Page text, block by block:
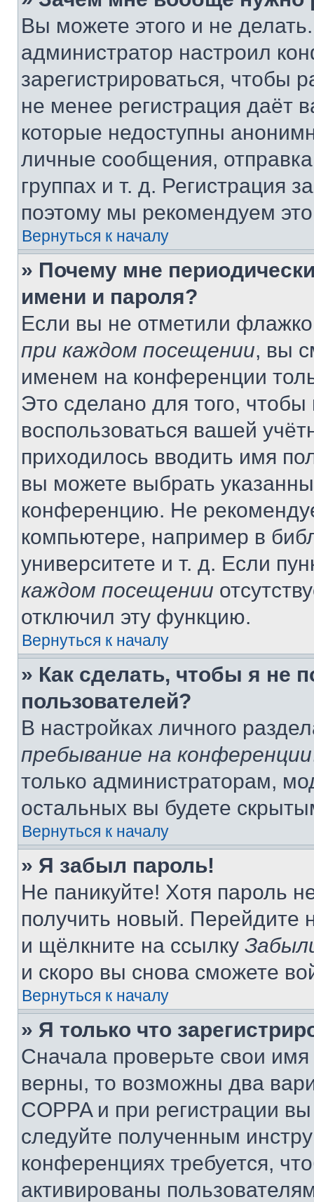
Вы можете этого и не
администратор настроил
зарегистрироваться, чтобы
не менее регистрация даёт
которые недоступны
личные сообщения,
группах и т. д. Регистрация
поэтому мы рекомендуем
Вернуться к началу
» Почему мне
имени и пароля?
Если вы не отметили
при каждом посещении, вы
именем на конференции
Это сделано для того, чтобы
воспользоваться вашей
приходилось вводить имя
вы можете выбрать
конференцию. Не
компьютере, например в
университете и т. д. Если
каждом посещении
отключил эту функцию.
Вернуться к началу
» Как сделать, чтобы я не
пользователей?
В настройках личного
пребывание на конференции
только администраторам,
остальных вы будете
Вернуться к началу
» Я забыл пароль!
Не паникуйте! Хотя пароль
получить новый. Перейдите
и щёлкните на ссылку
и скоро вы снова сможете
Вернуться к началу
» Я только что
Сначала проверьте свои
верны, то возможны два
COPPA и при регистрации
следуйте полученным
конференциях требуется,
активированы